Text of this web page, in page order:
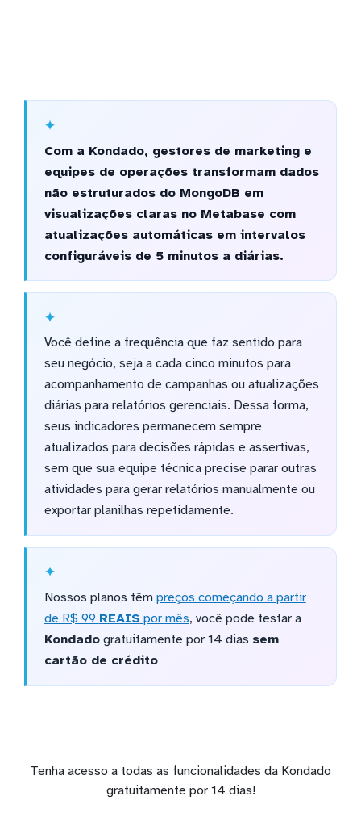
Com a Kondado, gestores de marketing e
equipes de operações transformam dados
não estruturados do MongoDB em
visualizações claras no Metabase com
atualizações automáticas em intervalos
configuráveis de 5 minutos a diárias.
Você define a frequência que faz sentido para
seu negócio, seja a cada cinco minutos para
acompanhamento de campanhas ou atualizações
diárias para relatórios gerenciais. Dessa forma,
seus indicadores permanecem sempre
atualizados para decisões rápidas e assertivas,
sem que sua equipe técnica precise parar outras
atividades para gerar relatórios manualmente ou
exportar planilhas repetidamente.
Nossos planos têm preços começando a partir
de R$ 99 REAIS por mês, você pode testar a
Kondadogratuitamente por 14 dias sem
cartão de crédito
Tenha acesso a todas as funcionalidades da Kondado
gratuitamente por 14 dias!